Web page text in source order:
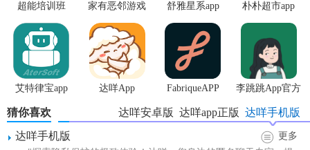
超能培训班 家有恶邻游戏 舒雅星系app 朴朴超市app
艾特律宝app 达咩App FabriqueAPP
李跳跳App官方
正版
猜你喜欢 达咩手机版
达咩app正版
达咩安卓版
达咩手机版
更多